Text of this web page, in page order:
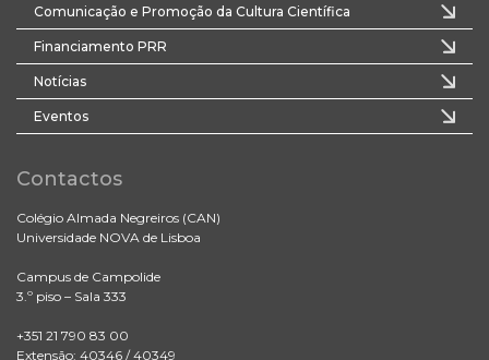
Comunicação e Promoção da Cultura Científica
Financiamento PRR
Notícias
Eventos
Contactos
Colégio Almada Negreiros (CAN)
Universidade NOVA de Lisboa
Campus de Campolide
3.º piso – Sala 333
+351 21 790 83 00
Extensão: 40346 / 40349